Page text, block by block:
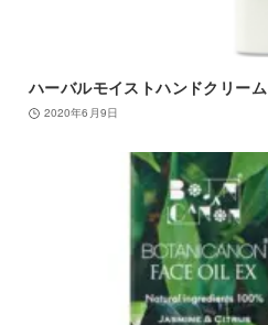
ハーバルモイストハンドクリーム
2020年6月9日